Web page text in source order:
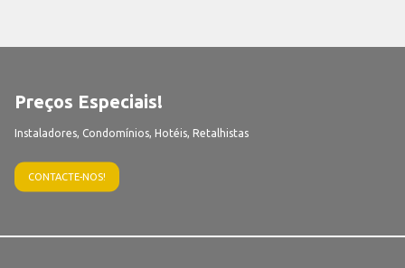
Preços Especiais!
Instaladores, Condomínios, Hotéis, Retalhistas
CONTACTE-NOS!